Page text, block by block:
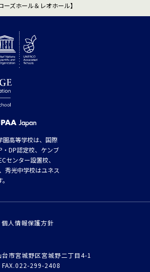
ズホール＆レオホール】
園高等学校は、国際
・DP認定校、ケンブ
センター設置校、
秀光中学校はユネス
個人情報保護方針
市宮城野区宮城野二丁目4-1
299-2408